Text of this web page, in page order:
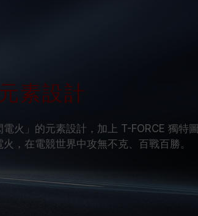
素設計
電火」的元素設計，加上 T-FORCE 獨特
，在電競世界中攻無不克、百戰百勝。